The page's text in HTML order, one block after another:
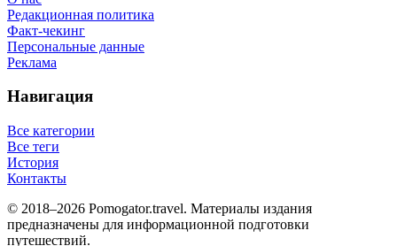
Редакционная политика
Факт-чекинг
Персональные данные
Реклама
Навигация
Все категории
Все теги
История
Контакты
© 2018–2026 Pomogator.travel. Материалы издания
предназначены для информационной подготовки
путешествий.